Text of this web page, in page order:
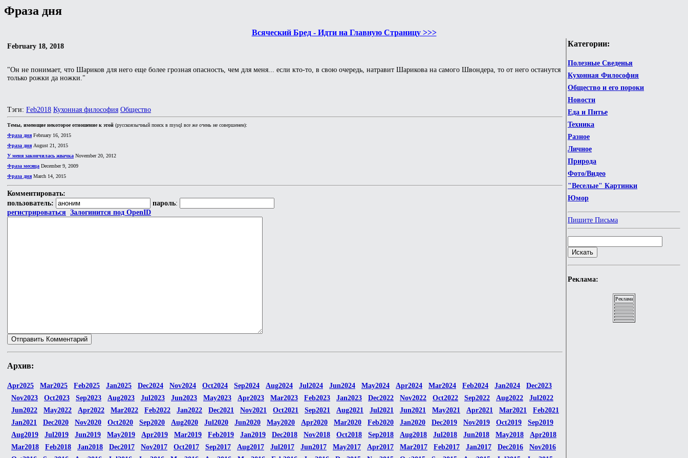
Фраза дня
Всяческий Бред - Идти на Главную Страницу >>>
Категории:
Полезные Сведенья
Кухонная Философия
Общество и его пороки
Новости
Еда и Питье
Техника
Разное
Личное
Природа
Фото/Видео
"Веселые" Картинки
Юмор
Пишите Письма
Реклама:
Реклама
February 18, 2018
"Он не понимает, что Шариков для него еще более грозная опасность, чем для меня... если кто-то, в свою очередь, натравит Шарикова на самого Швондера, то от него останутся
только рожки да ножки."
Тэги: Feb2018 Кухонная философия Общество
Темы, имеющие некоторое отношение к этой (русскоязычный поиск в mysql все же очень не совершенен):
Фраза дня February 16, 2015
Фраза дня August 21, 2015
У меня закончилась жвачка November 20, 2012
Фраза месяца December 9, 2009
Фраза дня March 14, 2015
Комментировать:
пользователь:
пароль:
регистрироваться Залогинится под OpenID
Архив:
Apr2025 Mar2025 Feb2025 Jan2025 Dec2024 Nov2024 Oct2024 Sep2024 Aug2024 Jul2024 Jun2024 May2024 Apr2024 Mar2024 Feb2024 Jan2024
Dec2023
Nov2023
Oct2023 Sep2023 Aug2023 Jul2023 Jun2023 May2023 Apr2023 Mar2023 Feb2023 Jan2023 Dec2022 Nov2022 Oct2022 Sep2022 Aug2022
Jul2022
Jun2022
May2022 Apr2022 Mar2022 Feb2022 Jan2022 Dec2021 Nov2021 Oct2021 Sep2021 Aug2021 Jul2021 Jun2021 May2021 Apr2021 Mar2021
Feb2021
Jan2021
Dec2020 Nov2020 Oct2020 Sep2020 Aug2020 Jul2020 Jun2020 May2020 Apr2020 Mar2020 Feb2020 Jan2020 Dec2019 Nov2019 Oct2019
Sep2019
Aug2019
Jul2019 Jun2019 May2019 Apr2019 Mar2019 Feb2019 Jan2019 Dec2018 Nov2018 Oct2018 Sep2018 Aug2018 Jul2018 Jun2018 May2018
Apr2018
Mar2018
Feb2018 Jan2018 Dec2017 Nov2017 Oct2017 Sep2017 Aug2017 Jul2017 Jun2017 May2017 Apr2017 Mar2017 Feb2017 Jan2017 Dec2016
Nov2016